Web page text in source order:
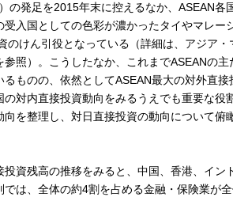
の発足を2015年末に控えるなか、ASEAN各
入国としての色彩が濃かったタイやマレー
のけん引役となっている（詳細は、アジア
照）。こうしたなか、これまでASEANの
ものの、依然としてASEAN最大の対外直
対内直接投資動向をみるうえでも重要な役
を整理し、対日直接投資の動向について俯
資残高の推移をみると、中国、香港、イン
は、全体の約4割を占める金融・保険業が